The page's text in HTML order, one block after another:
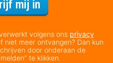
mij in
volgens ons privacy
niet meer ontvangen? Dan kun
door onderaan de
te klikken.